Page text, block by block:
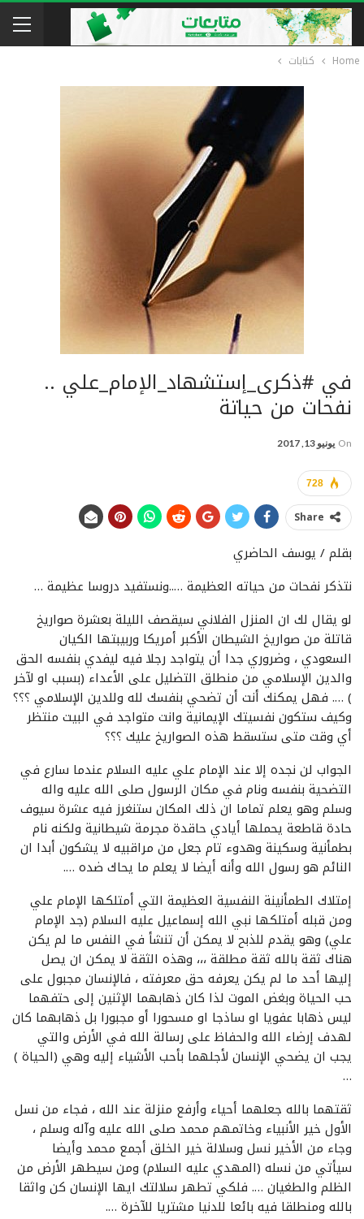
Home كتابات
في #ذكرى_إستشهاد_الإمام_علي ..
نفحات من حياتة
On يونيو 13, 2017
728
Share
بقلم / يوسف الحاضري
نتذكر نفحات من حياته العظيمة …..ونستفيد دروسا عظيمة …
لو يقال لك ان المنزل الفلاني سيقصف الليلة بعشرة صواريخ
قاتلة من صواريخ الشيطان الأكبر أمريكا وربيبتها الكيان
السعودي ، وضروري جدا أن يتواجد رجلا فيه ليفدي بنفسه الحق
والدين الإسلامي من منطلق التضليل على الأعداء (بسبب او لآخر
) …. فهل يمكنك أنت أن تضحي بنفسك لله وللدين الإسلامي ؟؟؟
وكيف ستكون نفسيتك الإيمانية وانت متواجد في البيت منتظر
أي وقت متى ستسقط هذه الصواريخ عليك ؟؟؟
الجواب لن نجده إلا عند الإمام علي عليه السلام عندما سارع في
التضحية بنفسه ونام في مكان الرسول صلى الله عليه واله
وسلم وهو يعلم تماما ان ذلك المكان ستنغرز فيه عشرة سيوف
حادة قاطعة يحملها أيادي حاقدة مجرمة شيطانية ولكنه نام
بطمأنية وسكينة وهدوء تام جعل من مراقبيه لا يشكون أبدا ان
النائم هو رسول الله وأنه أيضا لا يعلم ما يحاك ضده ….
إمتلاك الطمأنينة النفسية العظيمة التي أمتلكها الإمام علي
ومن قبله أمتلكها نبي الله إسماعيل عليه السلام (جد الإمام
علي) وهو يقدم للذبح لا يمكن أن تنشأ في النفس ما لم يكن
هناك ثقة بالله ثقة مطلقة ،،، وهذه الثقة لا يمكن ان يصل
إليها أحد ما لم يكن يعرفه حق معرفته ، فالإنسان مجبول على
حب الحياة وبغض الموت لذا كان ذهابهما الإثنين إلى حتفهما
ليس ذهابا عفويا او ساذجا او مسحورا أو مجبورا بل ذهابهما كان
لهدف إرضاء الله والحفاظ على رسالة الله في الأرض والتي
يجب ان يضحي الإنسان لأجلهما بأحب الأشياء إليه وهي (الحياة )
…
ثقتهما بالله جعلهما أحياء وأرفع منزلة عند الله ، فجاء من نسل
الأول خير الأنبياء وخاتمهم محمد صلى الله عليه وآله وسلم ،
وجاء من الأخير نسل وسلالة خير الخلق أجمع محمد وأيضا
سيأتي من نسله (المهدي عليه السلام) ومن سيطهر الأرض من
الظلم والطغيان …. فلكي تطهر سلالتك ايها الإنسان كن واثقا
بالله ومنطلقا فيه بائعا للدنيا مشتريا للآخرة ….